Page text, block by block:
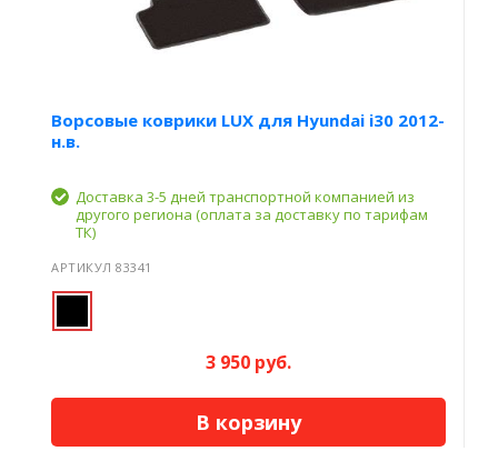
Ворсовые коврики LUX для Hyundai i30 2012-
н.в.
Доставка 3-5 дней транспортной компанией из
другого региона (оплата за доставку по тарифам
ТК)
АРТИКУЛ 83341
3 950 руб.
В корзину